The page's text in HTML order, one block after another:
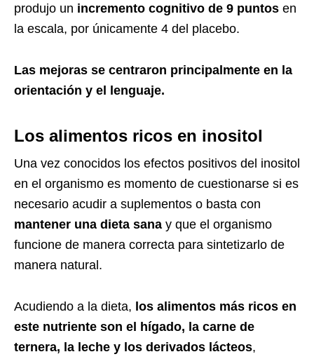
produjo un incremento cognitivo de 9 puntos en
la escala, por únicamente 4 del placebo.
Las mejoras se centraron principalmente en la
orientación y el lenguaje.
Los alimentos ricos en inositol
Una vez conocidos los efectos positivos del inositol
en el organismo es momento de cuestionarse si es
necesario acudir a suplementos o basta con
mantener una dieta sana y que el organismo
funcione de manera correcta para sintetizarlo de
manera natural.
Acudiendo a la dieta, los alimentos más ricos en
este nutriente son el hígado, la carne de
ternera, la leche y los derivados lácteos,